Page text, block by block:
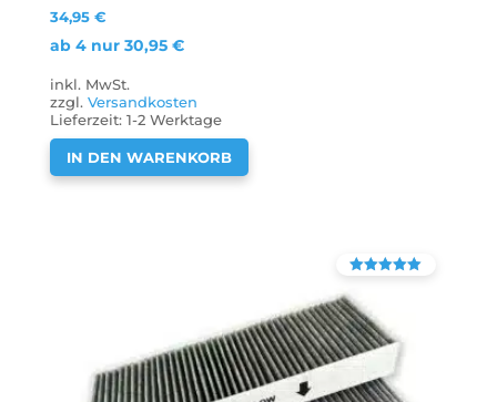
34,95€
ab 4 nur30,95€
inkl. MwSt.
zzgl.Versandkosten
Lieferzeit:1-2 Werktage
IN DEN WARENKORB
4.90
von 5